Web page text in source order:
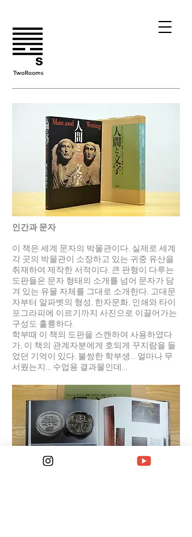
TwoRooms
인간과 문자
이 책은 세계 문자의 박물관이다. 실제로 세계
각 곳의 박물관이 소장하고 있는 귀중 유산을
취재하여 제작한 서적이다. 큰 판형이 다루는
도판들은 문자 형태의 소개를 넘어 문자가 담
겨 있는 유물 자체를 그대로 소개한다. 고대문
자부터 알파벳의 형성, 한자문화, 인쇄와 타이
포그라피에 이르기까지 사진으로 이끌어가는
구성도 훌륭하다.
학부때 이 책의 도판을 스캔하여 사용하였다
가, 이 책의 관계자분에게 호되게 꾸지람을 들
었던 기억이 있다. 불쌍한 학부생... 얼마나 무
서웠는지... 수업용 결과물인데...